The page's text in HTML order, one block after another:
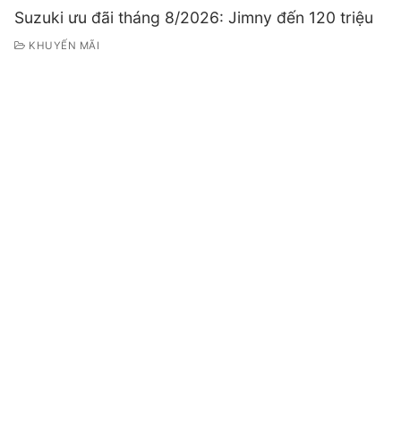
Suzuki ưu đãi tháng 8/2026: Jimny đến 120 triệu
KHUYẾN MÃI